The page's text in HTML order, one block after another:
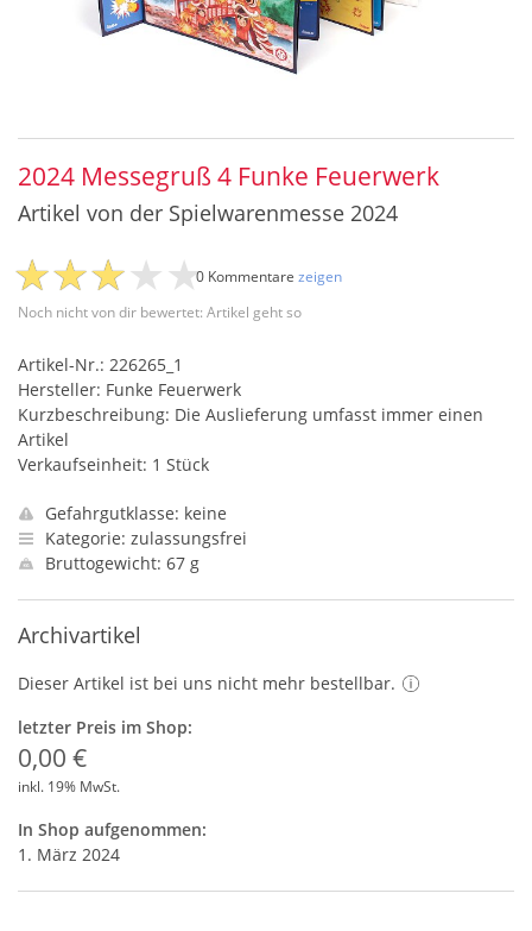
2024 Messegruß 4 Funke Feuerwerk
Artikel von der Spielwarenmesse 2024
Noch nicht von dir bewertet: Artikel geht so
0 Kommentare zeigen
Artikel-Nr.: 226265_1
Hersteller: Funke Feuerwerk
Kurzbeschreibung: Die Auslieferung umfasst immer einen
Artikel
Verkaufseinheit: 1 Stück
Gefahrgutklasse: keine
Kategorie: zulassungsfrei
Bruttogewicht: 67 g
Archivartikel
Dieser Artikel ist bei uns nicht mehr bestellbar.
letzter Preis im Shop:
0,00 €
inkl. 19% MwSt.
In Shop aufgenommen:
1. März 2024